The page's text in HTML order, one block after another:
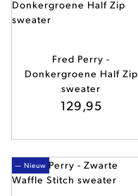
Fred Perry -
Donkergroene Half Zip
sweater
129,95
— Nieuw